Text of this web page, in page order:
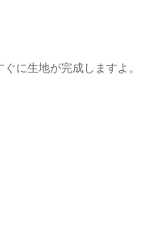
に生地が完成しますよ。